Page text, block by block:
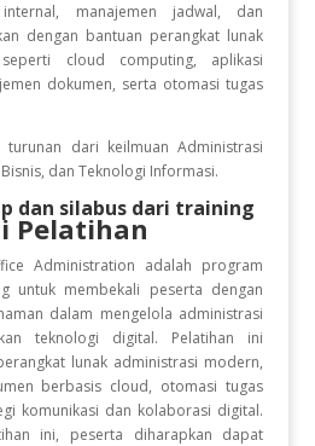
manajemen jadwal, dan
dengan bantuan perangkat lunak
cloud computing, aplikasi
dokumen, serta otomasi tugas
turunan dari keilmuan Administrasi
dan Teknologi Informasi.
dan silabus dari training
Pelatihan
Administration adalah program
untuk membekali peserta dengan
dalam mengelola administrasi
teknologi digital. Pelatihan ini
lunak administrasi modern,
berbasis cloud, otomasi tugas
komunikasi dan kolaborasi digital.
ini, peserta diharapkan dapat